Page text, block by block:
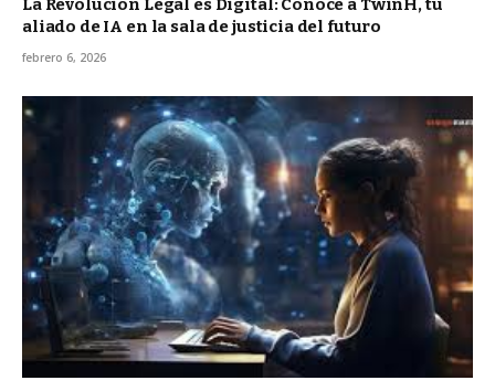
La Revolución Legal es Digital: Conoce a TwinH, tu
aliado de IA en la sala de justicia del futuro
febrero 6, 2026